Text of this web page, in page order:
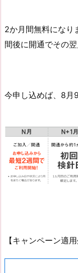
2か月間無料になり
間後に開通でその
今申し込めば、8月
【キャンペーン適用